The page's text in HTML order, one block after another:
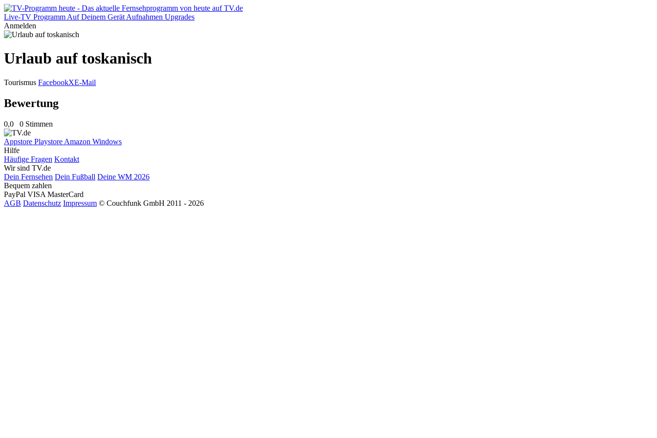
Live-TV Programm Auf Deinem Gerät Aufnahmen Upgrades
Anmelden
Urlaub auf toskanisch
Tourismus FacebookXE-Mail
Bewertung
0,0 0 Stimmen
Appstore Playstore Amazon Windows
Hilfe
Häufige Fragen Kontakt
Wir sind TV.de
Dein Fernsehen Dein Fußball Deine WM 2026
Bequem zahlen
PayPal VISA MasterCard
AGB Datenschutz Impressum © Couchfunk GmbH 2011 - 2026